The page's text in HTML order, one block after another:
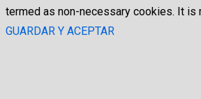
termed as non-necessary cookies. It is
GUARDAR Y ACEPTAR